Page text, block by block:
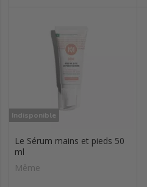
Indisponible
Le Sérum mains et pieds 50
ml
Même